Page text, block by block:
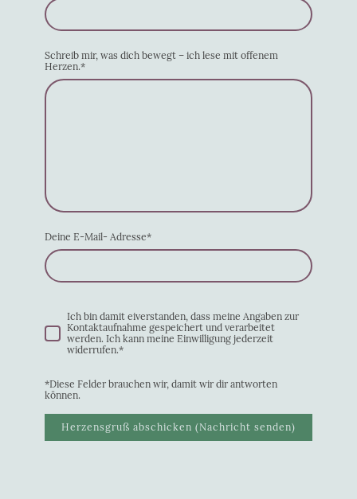
Schreib mir, was dich bewegt – ich lese mit offenem
Herzen.*
Deine E-Mail- Adresse*
Ich bin damit eiverstanden, dass meine Angaben zur
Kontaktaufnahme gespeichert und verarbeitet
werden. Ich kann meine Einwilligung jederzeit
widerrufen.*
*Diese Felder brauchen wir, damit wir dir antworten
können.
Herzensgruß abschicken (Nachricht senden)